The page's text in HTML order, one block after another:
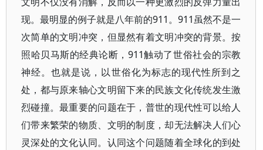
现。最明显的例子就是八年前的911。911虽然不是一
次简单的文明冲突，但显然有着文明冲突的背景。按
照哈贝马斯的经典论断，911触动了世俗社会的宗教
神经。也就是说，以世俗化为标志的现代性所到之
处，都与原来轴心文明留下来的民族文化传统发生激
烈碰撞。最重要的问题在于，普世的现代性可以给人
们带来繁荣的物质、文明的制度，却无法解决人们心
灵深处的文化认同。认同这个问题随着全球化的到处